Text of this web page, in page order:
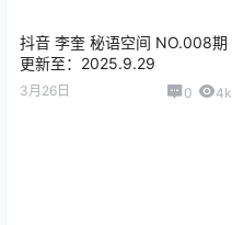
抖音 李奎 秘语空间 NO.008期
更新至：2025.9.29
3月26日 0 4k